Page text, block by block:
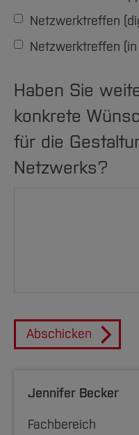
Netzwerktreffen
Netzwerktreffen (in
Haben Sie
konkrete
für die
Netzwerks?
Abschicken
Jennifer Becker
Fachbereich